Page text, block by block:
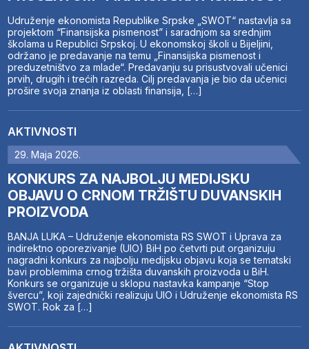
Udruženje ekonomista Republike Srpske „SWOT“ nastavlja sa
projektom “Finansijska pismenost” i saradnjom sa srednjim
školama u Republici Srpskoj. U ekonomskoj školi u Bijeljini,
održano je predavanje na temu „Finansijska pismenost i
preduzetništvo za mlade“. Predavanju su prisustvovali učenici
prvih, drugih i trećih razreda. Cilj predavanja je bio da učenici
prošire svoja znanja iz oblasti finansija, […]
AKTIVNOSTI
29. Maja 2026.
KONKURS ZA NAJBOLJU MEDIJSKU
OBJAVU O CRNOM TRŽIŠTU DUVANSKIH
PROIZVODA
BANJA LUKA – Udruženje ekonomista RS SWOT i Uprava za
indirektno oporezivanje (UIO) BiH po četvrti put organizuju
nagradni konkurs za najbolju medijsku objavu koja se tematski
bavi problemima crnog tržišta duvanskih proizvoda u BiH.
Konkurs se organizuje u sklopu nastavka kampanje “Stop
švercu”, koji zajednički realizuju UIO i Udruženje ekonomista RS
SWOT. Rok za […]